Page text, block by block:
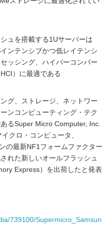
ュを搭載する1Uサーバーは
ンテンシブかつ低レイテンシ
ッシング、ハイパーコンバー
）に最適である
グ、ストレージ、ネットワー
ンコンピューティング・テク
るSuper Micro Computer, Inc.
クロ・コンピュータ、
の最新NF1フォームファクター
れた新しいオールフラッシュ
Express）を出荷したと発表
739100/Supermicro_Samsun